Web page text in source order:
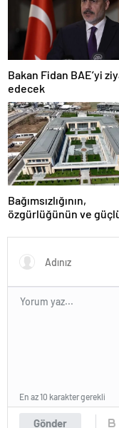
Bakan Fidan BAE’yi
edecek
Bağımsızlığının,
özgürlüğünün ve
Türkiye’den Yavru
eserler…
Gönder
En az 10 karakter gerekli